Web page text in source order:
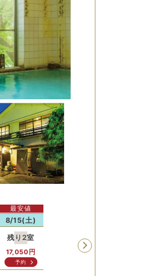
8/15(土)
残り 2室
17,050 円
予約
最安値